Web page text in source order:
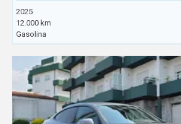
2025
12.000 km
Gasolina